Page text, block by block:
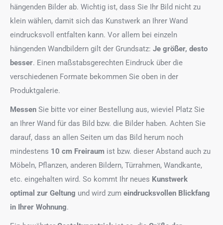
hängenden Bilder ab. Wichtig ist, dass Sie Ihr Bild nicht zu
klein wählen, damit sich das Kunstwerk an Ihrer Wand
eindrucksvoll entfalten kann. Vor allem bei einzeln
hängenden Wandbildern gilt der Grundsatz: Je größer, desto
besser. Einen maßstabsgerechten Eindruck über die
verschiedenen Formate bekommen Sie oben in der
Produktgalerie.
Messen Sie bitte vor einer Bestellung aus, wieviel Platz Sie
an Ihrer Wand für das Bild bzw. die Bilder haben. Achten Sie
darauf, dass an allen Seiten um das Bild herum noch
mindestens 10 cm Freiraum ist bzw. dieser Abstand auch zu
Möbeln, Pflanzen, anderen Bildern, Türrahmen, Wandkante,
etc. eingehalten wird. So kommt Ihr neues Kunstwerk
optimal zur Geltung und wird zum eindrucksvollen Blickfang
in Ihrer Wohnung.